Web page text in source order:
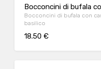
Bocconcini di bufala
Bocconcini di bufala con
basilico
18.50 €